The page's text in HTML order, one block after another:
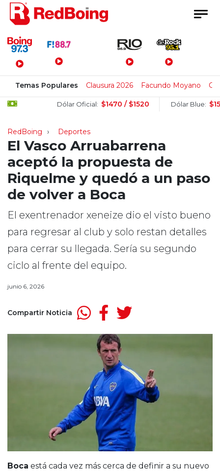
Menú Principal
Temas Populares Clausura 2026 Facundo Moyano
Dólar Oficial: $1470 / $1520 Dólar Blue: $1505 /
RedBoing Deportes
El Vasco Arruabarrena
aceptó la propuesta de
Riquelme y quedó a un paso
de volver a Boca
El exentrenador xeneize dio el visto bueno
para regresar al club y solo restan detalles
para cerrar su llegada. Sería su segundo
ciclo al frente del equipo.
junio 6, 2026
Compartir Noticia
Boca está cada vez más cerca de definir a su nuevo